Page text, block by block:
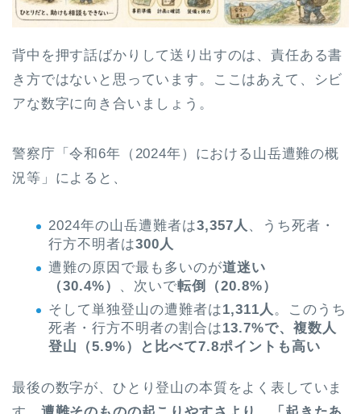
背中を押す話ばかりして送り出すのは、責任ある書
き方ではないと思っています。ここはあえて、シビ
アな数字に向き合いましょう。
警察庁「令和6年（2024年）における山岳遭難の概
況等」によると、
2024年の山岳遭難者は3,357人 、うち死者・
行方不明者は300人
遭難の原因で最も多いのが道迷い
（30.4%）
、次いで転倒（20.8%）
そして単独登山の遭難者は1,311人。このうち
死者・行方不明者の割合は13.7%で、複数人
登山（5.9%）と比べて7.8ポイントも高い
最後の数字が、ひとり登山の本質をよく表していま